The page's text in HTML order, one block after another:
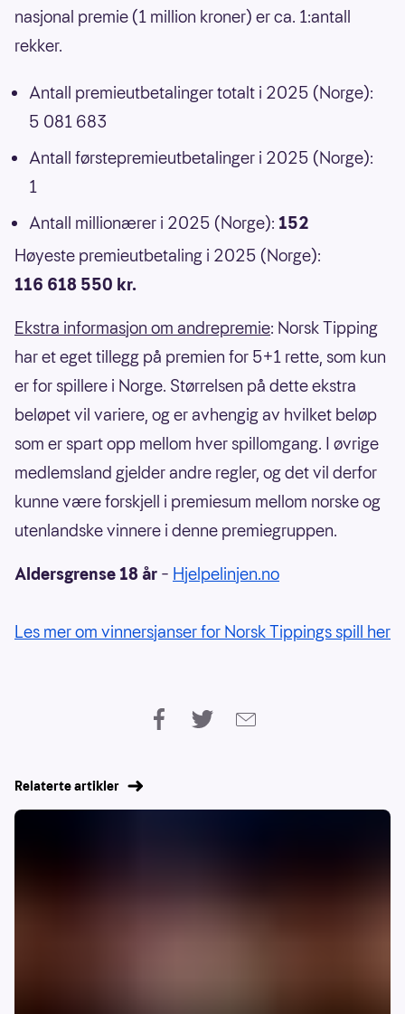
nasjonal premie (1 million kroner) er ca. 1:antall
rekker.
Antall premieutbetalinger totalt i 2025 (Norge):
5 081 683
Antall førstepremieutbetalinger i 2025 (Norge):
1
Antall millionærer i 2025 (Norge): 152
Høyeste premieutbetaling i 2025 (Norge):
116 618 550 kr.
Ekstra informasjon om andrepremie: Norsk Tipping
har et eget tillegg på premien for 5+1 rette, som kun
er for spillere i Norge. Størrelsen på dette ekstra
beløpet vil variere, og er avhengig av hvilket beløp
som er spart opp mellom hver spillomgang. I øvrige
medlemsland gjelder andre regler, og det vil derfor
kunne være forskjell i premiesum mellom norske og
utenlandske vinnere i denne premiegruppen.
Aldersgrense 18 år – Hjelpelinjen.no
Les mer om vinnersjanser for Norsk Tippings spill her
Relaterte artikler